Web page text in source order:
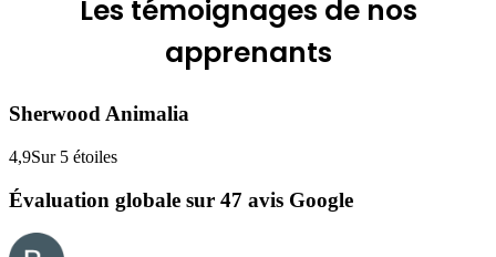
Les témoignages de nos
apprenants
Sherwood Animalia
4,9Sur 5 étoiles
Évaluation globale sur 47 avis Google